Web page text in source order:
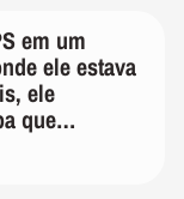
em um
ele estava
ele
que